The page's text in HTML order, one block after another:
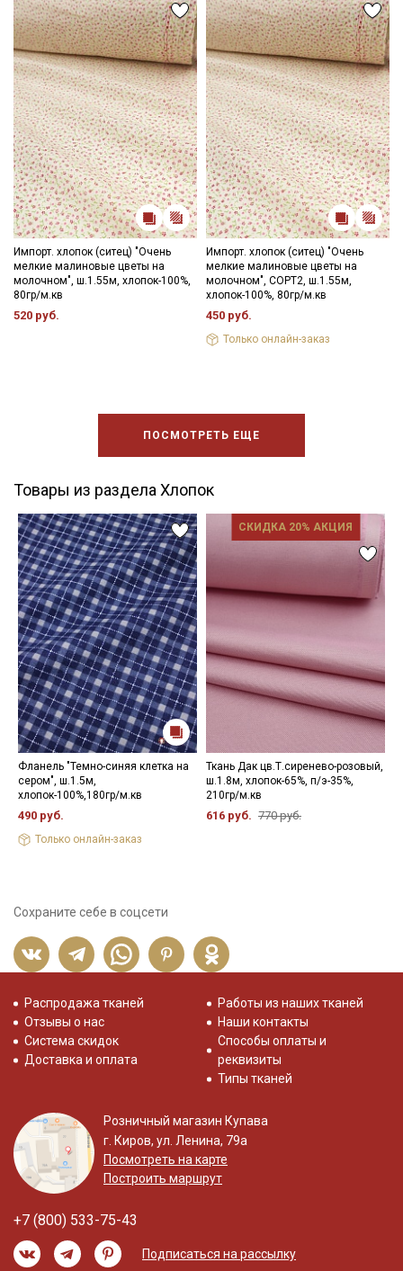
Импорт. хлопок (ситец) "Очень
мелкие малиновые цветы на
молочном", ш.1.55м, хлопок-100%,
80гр/м.кв
520 руб.
Импорт. хлопок (ситец) "Очень
мелкие малиновые цветы на
молочном", СОРТ2, ш.1.55м,
хлопок-100%, 80гр/м.кв
450 руб.
Только онлайн-заказ
ПОСМОТРЕТЬ ЕЩЕ
Товары из раздела Хлопок
Фланель "Темно-синяя клетка на
сером", ш.1.5м,
хлопок-100%,180гр/м.кв
490 руб.
Только онлайн-заказ
СКИДКА 20% АКЦИЯ
Ткань Дак цв.Т.сиренево-розовый,
ш.1.8м, хлопок-65%, п/э-35%,
210гр/м.кв
616 руб. 770 руб.
Сохраните себе в соцсети
Распродажа тканей
Отзывы о нас
Система скидок
Доставка и оплата
Работы из наших тканей
Наши контакты
Способы оплаты и
реквизиты
Типы тканей
Розничный магазин Купава
г. Киров, ул. Ленина, 79а
Посмотреть на карте
Построить маршрут
+7 (800) 533-75-43
Подписаться на рассылку